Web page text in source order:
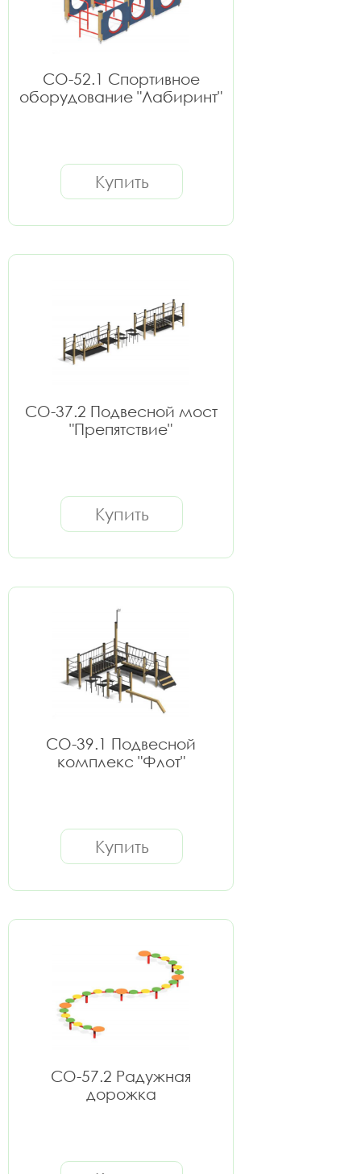
СО-52.1 Спортивное
оборудование "Лабиринт"
Купить
СО-37.2 Подвесной мост
"Препятствие"
Купить
СО-39.1 Подвесной
комплекс "Флот"
Купить
СО-57.2 Радужная
дорожка